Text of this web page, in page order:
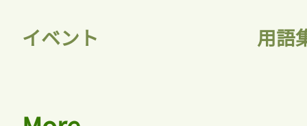
イベント 用語